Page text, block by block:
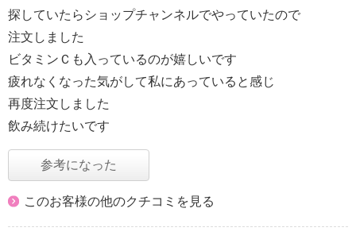
探していたらショップチャンネルでやっていたので
注文しました
ビタミンＣも入っているのが嬉しいです
疲れなくなった気がして私にあっていると感じ
再度注文しました
飲み続けたいです
参考になった
このお客様の他のクチコミを見る